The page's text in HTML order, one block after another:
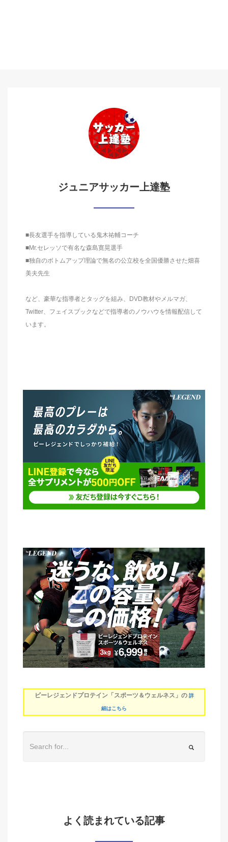
ジュニアサッカー上達塾
■長友選手を指導している鬼木祐輔コーチ
■Mr.セレッソで有名な森島寛晃選手
■独自のボトムアップ理論で無名の公立校を全国優勝させた畑喜
美夫先生
など、豪華な指導者とタッグを組み、DVD教材やメルマガ、
Twitter、フェイスブックなどで指導者のノウハウを情報配信して
います。
ビーレジェンドプロテイン「スポーツ＆ウェルネス」の 詳
細はこちら
よく読まれている記事